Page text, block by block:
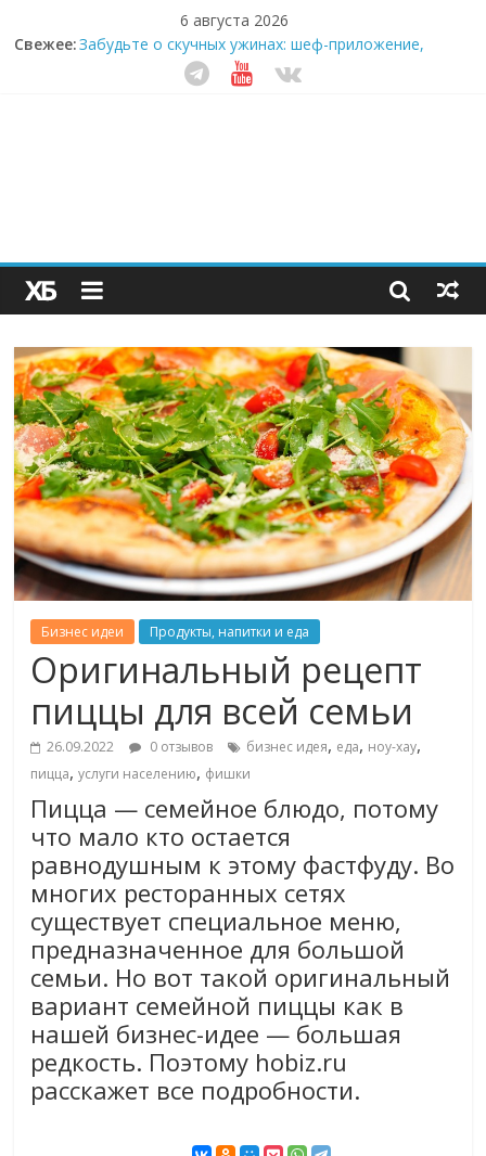
6 августа 2026
Свежее:Забудьте о скучных ужинах: шеф-приложение,
которое видит вашу еду насквозь
Небо зовёт: как бизнес на полётах дронов и
Секрет супергидратации: почему кокосовая вода с
пребиотиками становится главным трендом
здорового питания
Бизнес идеи Продукты, напитки и еда
Оригинальный рецепт
пиццы для всей семьи
26.09.2022 0 отзывов бизнес идея, еда, ноу-хау,
пицца,услуги населению, фишки
Пицца — семейное блюдо, потому
что мало кто остается
равнодушным к этому фастфуду. Во
многих ресторанных сетях
существует специальное меню,
предназначенное для большой
семьи. Но вот такой оригинальный
вариант семейной пиццы как в
нашей бизнес-идее — большая
редкость. Поэтому hobiz.ru
расскажет все подробности.